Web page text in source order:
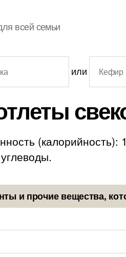
всей семьи
или
и прочие вещества,